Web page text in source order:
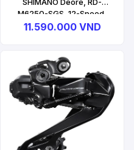
M6250-SGS, 12-Speed,
Top Normal, Direct
11.590.000 VND